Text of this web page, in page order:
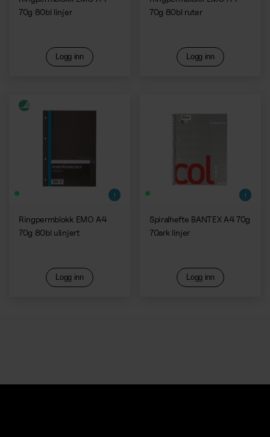
70g 80bl linjer
Logg inn
70g 80bl ruter
Logg inn
Ringpermblokk EMO A4
70g 80bl ulinjert
Logg inn
Spiralhefte BANTEX A4 70g
70ark linjer
Logg inn